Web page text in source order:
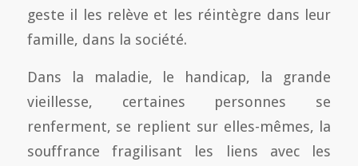
geste il les relève et les réintègre dans leur
famille, dans la société.
Dans la maladie, le handicap, la grande
vieillesse, certaines personnes se
renferment, se replient sur elles-mêmes, la
souffrance fragilisant les liens avec les